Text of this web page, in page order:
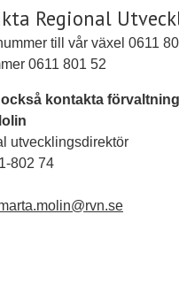
Regional
till vår växel 0611
0611 801 52
också kontakta
utvecklingsdirektör
802 74